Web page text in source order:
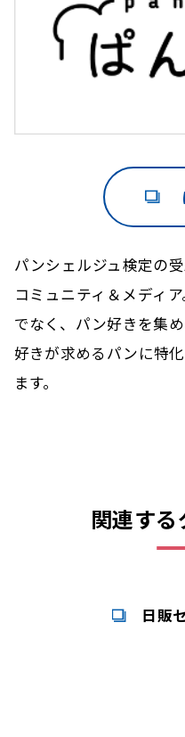
パンシェルジュ検定の
コミュニティ＆メディ
でなく、パン好きを集
好きが求めるパンに特
ます。
関連す
日販